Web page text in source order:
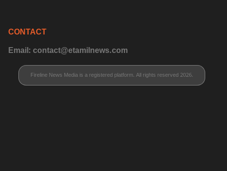
CONTACT
Email: contact@etamilnews.com
Fireline News Media is a registered platform. All rights reserved 2026.